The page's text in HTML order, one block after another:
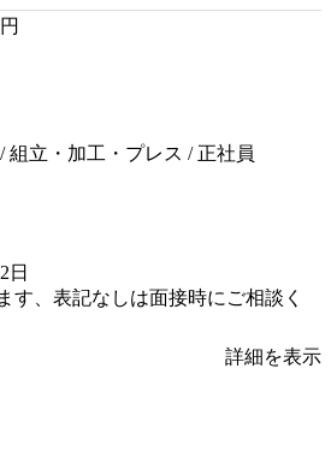
円
組立・加工・プレス / 正社員
日
す、表記なしは面接時にご相談く
詳細を表示